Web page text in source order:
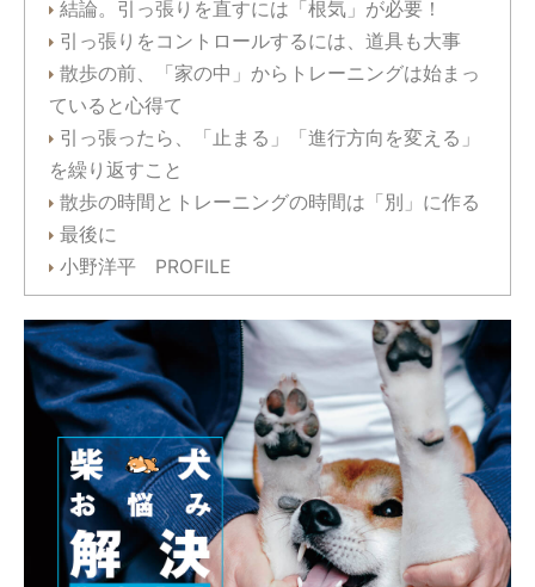
結論。引っ張りを直すには「根気」が必要！
引っ張りをコントロールするには、道具も大事
散歩の前、「家の中」からトレーニングは始まっ
ていると心得て
引っ張ったら、「止まる」「進行方向を変える」
を繰り返すこと
散歩の時間とトレーニングの時間は「別」に作る
最後に
小野洋平 PROFILE